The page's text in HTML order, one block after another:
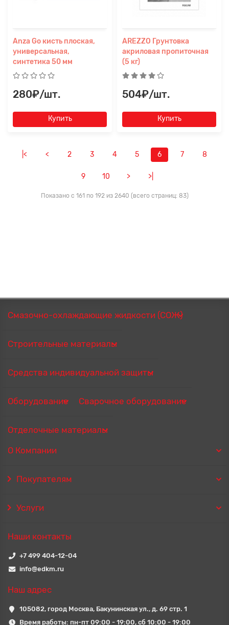
Anza Go кисть плоская,
универсальная,
синтетика 50 мм
280₽/шт.
Купить
AREZZO Грунтовка
акриловая пропиточная
(5 кг)
504₽/шт.
Купить
|< < 2 3 4 5 6 7 8
9 10 > >|
Показано с 161 по 192 из 2640 (всего страниц: 83)
Смазочно-охлаждающие жидкости (СОЖ)
Строительные материалы
Средства индивидуальной защиты
Оборудование Сварочное оборудование
Отделочные материалы
О Компании
Покупателям
Услуги
Наши контакты
+7 499 404-12-04
info@edkm.ru
Наш адрес
105082, город Москва, Бакунинская ул., д. 69 стр. 1
Время работы: пн-пт 09:00 - 19:00, сб 10:00 - 19:00